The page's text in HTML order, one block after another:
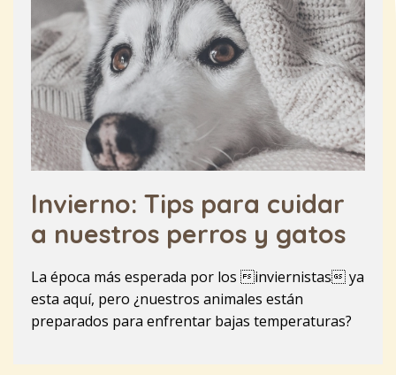
Invierno: Tips para cuidar
a nuestros perros y gatos
La época más esperada por los inviernistas ya
esta aquí, pero ¿nuestros animales están
preparados para enfrentar bajas temperaturas?